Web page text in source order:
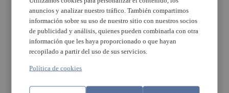
El PP de Paterna exige
a Sagredo que
convoque el Debate del
Estado de la Villa
anuncios y analizar nuestro tráfico. También compartimos
información sobre su uso de nuestro sitio con nuestros socios
de publicidad y análisis, quienes pueden combinarla con otra
información que les haya proporcionado o que hayan
recopilado a partir del uso de sus servicios.
Política de cookies